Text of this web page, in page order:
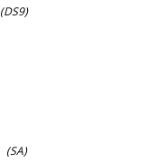
(DS9)
(SA)